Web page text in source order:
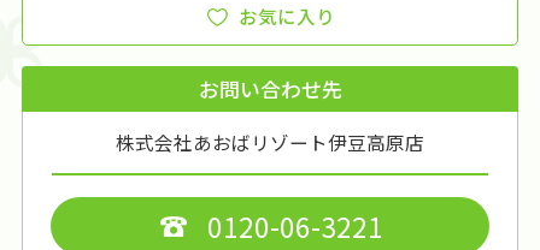
お気に入り
お問い合わせ先
株式会社あおばリゾート伊豆高原店
0120-06-3221